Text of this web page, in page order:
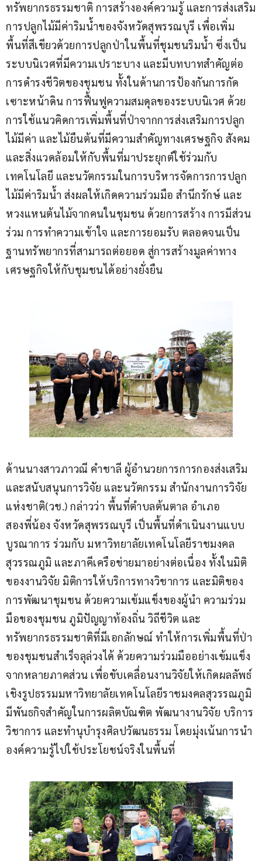
ทรัพยากรธรรมชาติ การสร้างองค์ความรู้ และการส่งเสริม
การปลูกไม้มีค่าริมน้ำของจังหวัดสุพรรณบุรี เพื่อเพิ่ม
พื้นที่สีเขียวด้วยการปลูกป่าในพื้นที่ชุมชนริมน้ำ ซึ่งเป็น
ระบบนิเวศที่มีความเปราะบาง และมีบทบาทสำคัญต่อ
การดำรงชีวิตของชุมชน ทั้งในด้านการป้องกันการกัด
เซาะหน้าดิน การฟื้นฟูความสมดุลของระบบนิเวศ ด้วย
การใช้แนวคิดการเพิ่มพื้นที่ป่าจากการส่งเสริมการปลูก
ไม้มีค่า และไม้ยืนต้นที่มีความสำคัญทางเศรษฐกิจ สังคม
และสิ่งแวดล้อมให้กับพื้นที่มาประยุกต์ใช้ร่วมกับ
เทคโนโลยี และนวัตกรรมในการบริหารจัดการการปลูก
ไม้มีค่าริมน้ำ ส่งผลให้เกิดความร่วมมือ สำนึกรักษ์ และ
หวงแหนต้นไม้จากคนในชุมชน ด้วยการสร้าง การมีส่วน
ร่วม การทำความเข้าใจ และการยอมรับ ตลอดจนเป็น
ฐานทรัพยากรที่สามารถต่อยอด สู่การสร้างมูลค่าทาง
เศรษฐกิจให้กับชุมชนได้อย่างยั่งยืน
ด้านนางสาวภาวณี คำชาลี ผู้อำนวยการการกองส่งเสริม
และสนับสนุนการวิจัย และนวัตกรรม สำนักงานการวิจัย
แห่งชาติ(วช.) กล่าวว่า พื้นที่ตำบลต้นตาล อำเภอ
สองพี่น้อง จังหวัดสุพรรณบุรี เป็นพื้นที่ดำเนินงานแบบ
บูรณาการ ร่วมกับ มหาวิทยาลัยเทคโนโลยีราชมงคล
สุวรรณภูมิ และภาคีเครือข่ายมาอย่างต่อเนื่อง ทั้งในมิติ
ของงานวิจัย มิติการให้บริการทางวิชาการ และมิติของ
การพัฒนาชุมชน ด้วยความเข้มแข็งของผู้นำ ความร่วม
มือของชุมชน ภูมิปัญญาท้องถิ่น วิถีชีวิต และ
ทรัพยากรธรรมชาติที่มีเอกลักษณ์ ทำให้การเพิ่มพื้นที่ป่า
ของชุมชนสำเร็จลุล่วงได้ ด้วยความร่วมมืออย่างเข้มแข็ง
จากหลายภาคส่วน เพื่อขับเคลื่อนงานวิจัยให้เกิดผลลัพธ์
เชิงรูปธรรมมหาวิทยาลัยเทคโนโลยีราชมงคลสุวรรณภูมิ
มีพันธกิจสำคัญในการผลิตบัณฑิต พัฒนางานวิจัย บริการ
วิชาการ และทำนุบำรุงศิลปวัฒนธรรม โดยมุ่งเน้นการนำ
องค์ความรู้ไปใช้ประโยชน์จริงในพื้นที่